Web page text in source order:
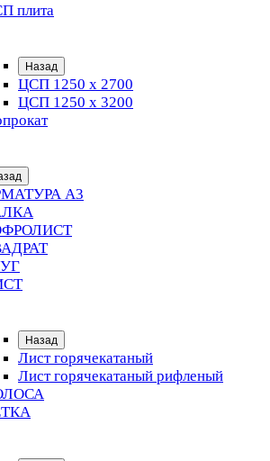
плита
Назад
ЦСП 1250 х 2700
ЦСП 1250 х 3200
А3
Назад
Лист горячекатаный
Лист горячекатаный рифленый